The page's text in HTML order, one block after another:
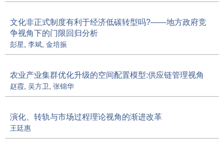
文化非正式制度有利于经济低碳转型吗?——地方政府竞
争视角下的门限回归分析
彭星 李斌 金培振
农业产业集群优化升级的空间配置模型:供应链管理视角
赵霞 吴方卫 张锦华
演化、转轨与市场过程理论视角的渐进改革
王廷惠